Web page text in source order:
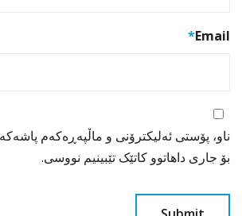
Email
*
ناو، پۆستی ئەلیکترۆنی و ماڵپەڕەکەم
بۆ جاری داهاتوو کاتێک تێبینیم نووسی.